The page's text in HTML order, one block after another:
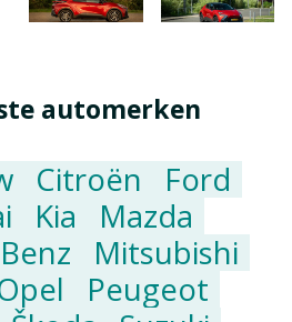
automerken
Citroën
Ford
Kia
Mazda
Mitsubishi
Peugeot